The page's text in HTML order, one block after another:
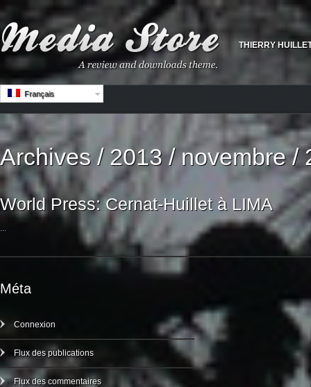
THIERRY
Français
Archives / 2013 / novembre /
World Press: Cernat-Huillet à LIMA
...
Méta
Connexion
Flux des publications
Flux des commentaires